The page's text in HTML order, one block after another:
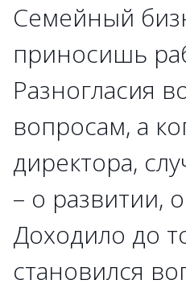
Семейный
приносишь
Разногласия
вопросам, а
директора,
– о развитии,
Доходило до
становился